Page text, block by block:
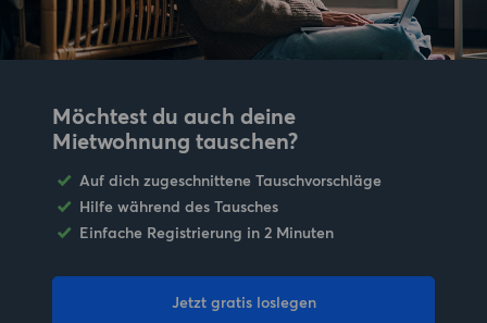
Möchtest du auch deine
Mietwohnung tauschen?
Auf dich zugeschnittene Tauschvorschläge
Hilfe während des Tausches
Einfache Registrierung in 2 Minuten
Jetzt gratis loslegen